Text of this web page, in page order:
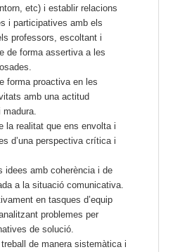
etc) i establir relacions
i participatives amb els
professors, escoltant i
de forma assertiva a les
forma proactiva en les
amb una actitud
madura.
la realitat que ens envolta i
d’una perspectiva crítica i
idees amb coherència i de
a la situació comunicativa.
en tasques d’equip
problemes per
de solució.
de manera sistemàtica i